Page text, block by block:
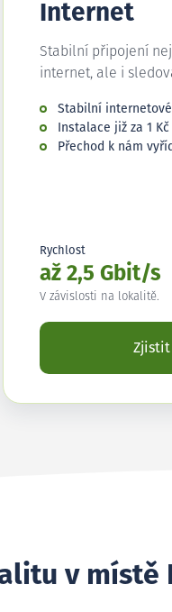
Internet
Stabilní připojení
internet, ale i
Stabilní
Instalace již za 1 Kč
Přechod k nám
Rychlost
až 2,5 Gbit/s
V závislosti na lokalitě.
Zjistit
v místě